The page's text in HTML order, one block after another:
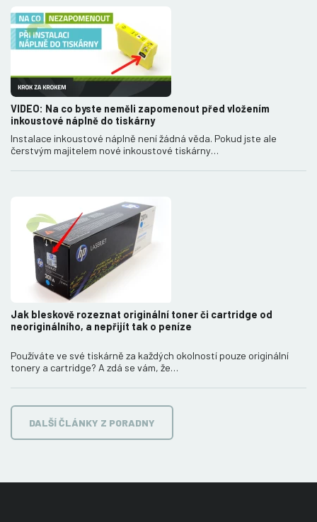
VIDEO: Na co byste neměli zapomenout před vložením
inkoustové náplně do tiskárny
Instalace inkoustové náplně není žádná věda. Pokud jste ale
čerstvým majitelem nové inkoustové tiskárny…
Jak bleskově rozeznat originální toner či cartridge od
neoriginálního, a nepřijít tak o peníze
Používáte ve své tiskárně za každých okolností pouze originální
tonery a cartridge? A zdá se vám, že…
DALŠÍ ČLÁNKY Z PORADNY